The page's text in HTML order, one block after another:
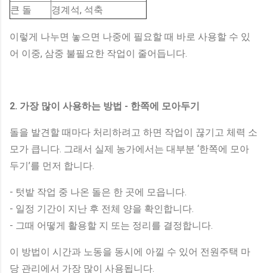
큰 돌 경계석, 석축
이렇게 나누면 놓으면 나중에 필요할 때 바로 사용할 수 있
어 이중, 삼중 불필요한 작업이 줄어듭니다.
2. 가장 많이 사용하는 방법 - 한쪽에 모아두기
돌을 발견할 때마다 처리하려고 하면 작업이 끊기고 체력 소
모가 큽니다. 그래서 실제 농가에서는 대부분 ‘한쪽에 모아
두기’를 먼저 합니다.
- 텃밭 작업 중 나온 돌은 한 곳에 모읍니다.
- 일정 기간이 지난 후 전체 양을 확인합니다.
- 그때 어떻게 활용할 지 또는 정리를 결정합니다.
이 방법이 시간과 노동을 동시에 아낄 수 있어 전원주택 마
당 관리에서 가장 많이 사용됩니다.